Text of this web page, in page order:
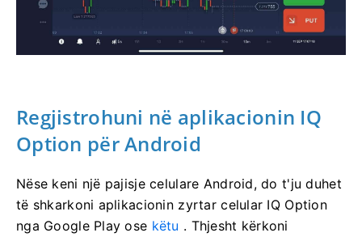
Regjistrohuni në aplikacionin IQ
Option për Android
Nëse keni një pajisje celulare Android, do t'ju duhet
të shkarkoni aplikacionin zyrtar celular IQ Option
nga Google Play ose këtu . Thjesht kërkoni